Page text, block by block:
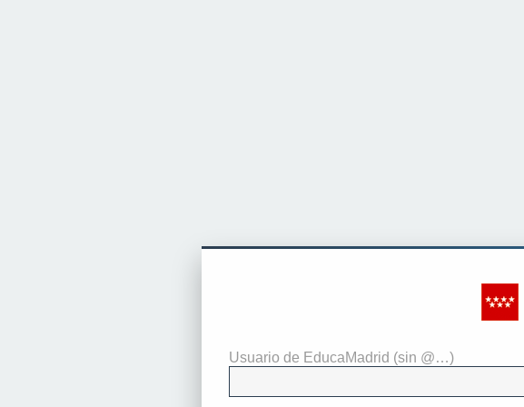
Identificarse
Usuario de EducaMadrid (sin @…)